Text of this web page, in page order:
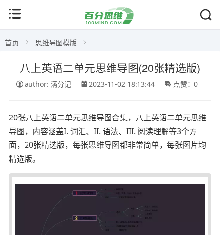
首页 思维导图模版
八上英语二单元思维导图(20张精选版)
author: 满分记 2023-11-02 18:13:44 点赞：0
20张八上英语二单元思维导图合集，八上英语二单元思维
导图，内容涵盖I. 词汇、II. 语法、III. 阅读理解等3个方
面，20张精选版，每张思维导图都非常简单，每张图片均
精选版。